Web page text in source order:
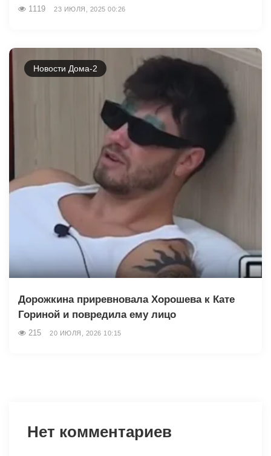
1119 23 ИЮЛЯ, 2025 00:26
Новости Дома-2
Дорожкина приревновала Хорошева к Кате
Гориной и повредила ему лицо
215 20 ИЮЛЯ, 2026 10:15
Нет комментариев